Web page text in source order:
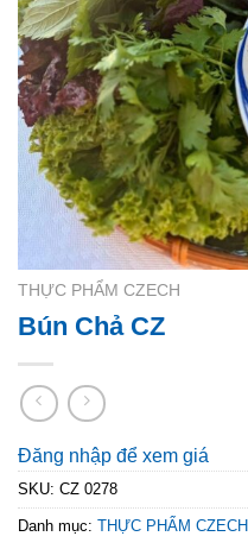
THỰC PHẨM CZECH
Bún Chả CZ
Đăng nhập để xem giá
SKU: CZ 0278
Danh mục: THỰC PHẨM CZECH